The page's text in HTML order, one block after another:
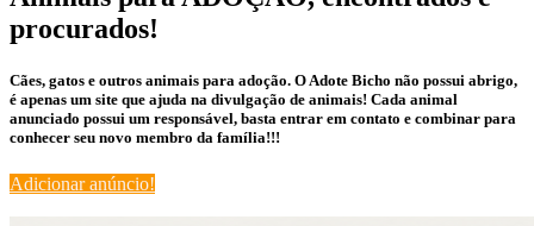
procurados!
Cães, gatos e outros animais para adoção. O Adote Bicho não possui abrigo,
é apenas um site que ajuda na divulgação de animais! Cada animal
anunciado possui um responsável, basta entrar em contato e combinar para
conhecer seu novo membro da família!!!
Adicionar anúncio!